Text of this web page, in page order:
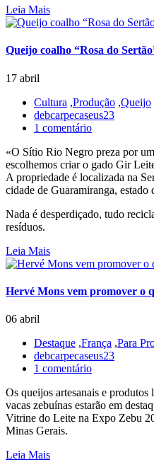
Leia Mais
Queijo coalho “Rosa do
17 abril
Cultura ,Produção ,Queijo
debcarpecaseus23
1 comentário
«O Sítio Rio Negro preza por
escolhemos criar o gado Gir
A propriedade é localizada na
cidade de Guaramiranga, estado
Nada é desperdiçado, tudo
resíduos.
Leia Mais
Hervé Mons vem promover o
06 abril
Destaque ,França ,Para
debcarpecaseus23
1 comentário
Os queijos artesanais e
vacas zebuínas estarão em
Vitrine do Leite na Expo Zebu
Minas Gerais.
Leia Mais